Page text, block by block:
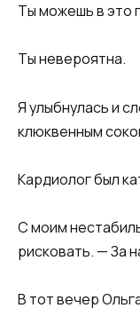
Ты можешь в это
Ты невероятна.
Я улыбнулась и
клюквенным
Кардиолог был
С моим
рисковать. — За
В тот вечер